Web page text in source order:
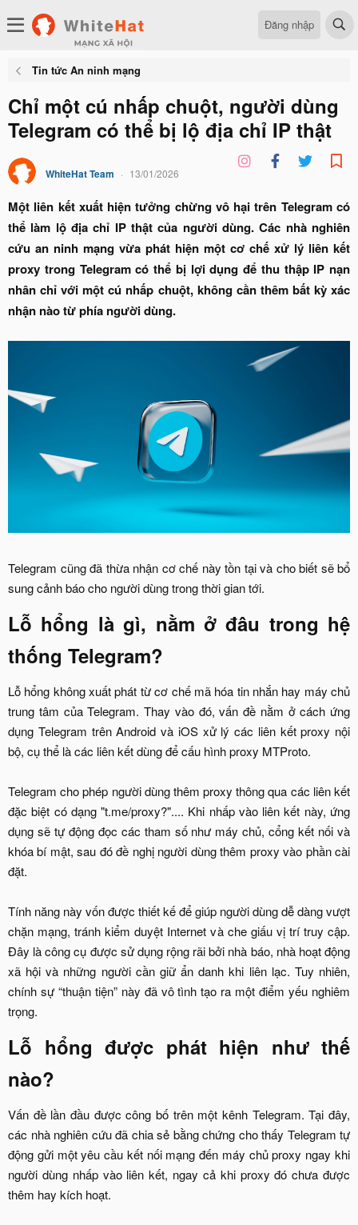
Đăng nhập
Tin tức An ninh mạng
Chỉ một cú nhấp chuột, người dùng
Telegram có thể bị lộ địa chỉ IP thật
WhiteHat Team 13/01/2026
Một liên kết xuất hiện tưởng chừng vô hại trên Telegram có
thể làm lộ địa chỉ IP thật của người dùng. Các nhà nghiên
cứu an ninh mạng vừa phát hiện một cơ chế xử lý liên kết
proxy trong Telegram có thể bị lợi dụng để thu thập IP nạn
nhân chỉ với một cú nhấp chuột, không cần thêm bất kỳ xác
nhận nào từ phía người dùng.
Telegram cũng đã thừa nhận cơ chế này tồn tại và cho biết sẽ bổ
sung cảnh báo cho người dùng trong thời gian tới.​
Lỗ hổng là gì, nằm ở đâu trong hệ
thống Telegram?​
Lỗ hổng không xuất phát từ cơ chế mã hóa tin nhắn hay máy chủ
trung tâm của Telegram. Thay vào đó, vấn đề nằm ở cách ứng
dụng Telegram trên Android và iOS xử lý các liên kết proxy nội
bộ, cụ thể là các liên kết dùng để cấu hình proxy MTProto.
Telegram cho phép người dùng thêm proxy thông qua các liên kết
đặc biệt có dạng "t.me/proxy?".... Khi nhấp vào liên kết này, ứng
dụng sẽ tự động đọc các tham số như máy chủ, cổng kết nối và
khóa bí mật, sau đó đề nghị người dùng thêm proxy vào phần cài
đặt.
Tính năng này vốn được thiết kế để giúp người dùng dễ dàng vượt
chặn mạng, tránh kiểm duyệt Internet và che giấu vị trí truy cập.
Đây là công cụ được sử dụng rộng rãi bởi nhà báo, nhà hoạt động
xã hội và những người cần giữ ẩn danh khi liên lạc. Tuy nhiên,
chính sự “thuận tiện” này đã vô tình tạo ra một điểm yếu nghiêm
trọng.​
Lỗ hổng được phát hiện như thế
nào?​
Vấn đề lần đầu được công bố trên một kênh Telegram. Tại đây,
các nhà nghiên cứu đã chia sẻ bằng chứng cho thấy Telegram tự
động gửi một yêu cầu kết nối mạng đến máy chủ proxy ngay khi
người dùng nhấp vào liên kết, ngay cả khi proxy đó chưa được
thêm hay kích hoạt.